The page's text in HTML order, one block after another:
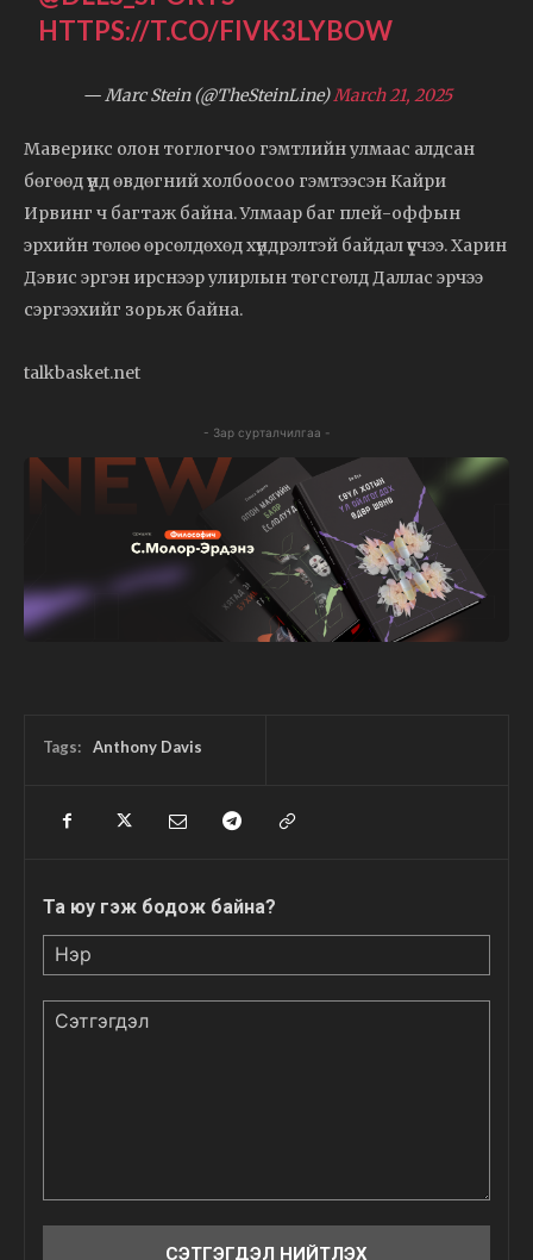
HTTPS://T.CO/FIVK3LYBOW
— Marc Stein (@TheSteinLine)March 21, 2025
Маверикс олон тоглогчоо гэмтлийн улмаас алдсан
бөгөөд үүнд өвдөгний холбоосоо гэмтээсэн Кайри
Ирвинг ч багтаж байна. Улмаар баг плей-оффын
эрхийн төлөө өрсөлдөхөд хүндрэлтэй байдал үүсчээ. Харин
Дэвис эргэн ирснээр улирлын төгсгөлд Даллас эрчээ
сэргээхийг зорьж байна.
talkbasket.net
- Зар сурталчилгаа -
Tags: Anthony Davis
Та юу гэж бодож байна?